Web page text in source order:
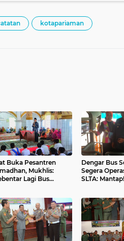
kotapariaman
Buka Pesantren
Mukhlis:
Lagi Bus
Dengar Bus
Segera
SLTA: